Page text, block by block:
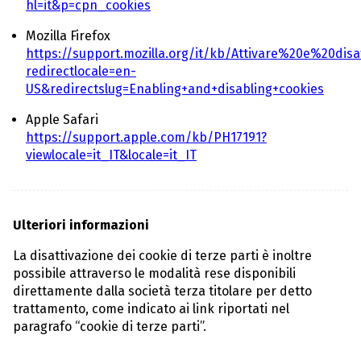
hl=it&p=cpn_cookies
Mozilla Firefox
https://support.mozilla.org/it/kb/
redirectlocale=en-
US&redirectslug=Enabling+and+disabling+cookies
Apple Safari
https://support.apple.com/kb/PH17191?
viewlocale=it_IT&locale=it_IT
Ulteriori informazioni
La disattivazione dei cookie di terze parti è inoltre
possibile attraverso le modalità rese disponibili
direttamente dalla società terza titolare per detto
trattamento, come indicato ai link riportati nel
paragrafo “cookie di terze parti”.